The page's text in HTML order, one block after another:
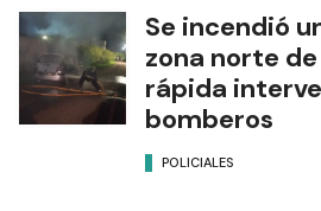
Se incendió
zona norte
rápida
bomberos
POLICIALES